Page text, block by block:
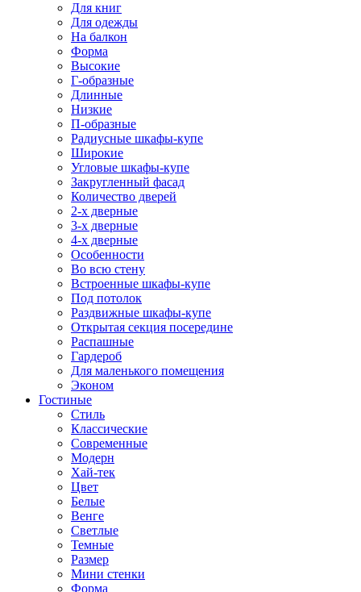
Для книг
Для одежды
На балкон
Форма
Высокие
Г-образные
Длинные
Низкие
П-образные
Радиусные шкафы-купе
Широкие
Угловые шкафы-купе
Закругленный фасад
Количество дверей
2-х дверные
3-х дверные
4-х дверные
Особенности
Во всю стену
Встроенные шкафы-купе
Под потолок
Раздвижные шкафы-купе
Открытая секция посередине
Распашные
Гардероб
Для маленького помещения
Эконом
Гостиные
Стиль
Классические
Современные
Модерн
Хай-тек
Цвет
Белые
Венге
Светлые
Темные
Размер
Мини стенки
Форма